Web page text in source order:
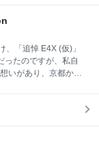
と word-break:
break-all ではな
wrap: break-word
「追悼 E4X (仮)」
ったのですが、私自
いがあり、京都から
に「私と E4X」と